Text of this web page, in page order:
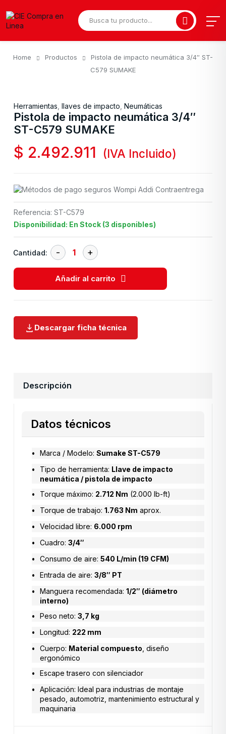
Home Productos
Pistola de impacto neumática 3/4″ ST-
C579 SUMAKE
Herramientas, llaves de impacto, Neumáticas
Pistola de impacto neumática 3/4″
ST-C579 SUMAKE
$ 2.492.911 (IVA Incluido)
Referencia: ST-C579
Disponibilidad: En Stock (3 disponibles)
Cantidad:
Añadir al carrito
Descargar ficha técnica
Descripción
Datos técnicos
Marca / Modelo: Sumake ST-C579
Tipo de herramienta: Llave de impacto
neumática / pistola de impacto
Torque máximo: 2.712 Nm (2.000 lb-ft)
Torque de trabajo: 1.763 Nm aprox.
Velocidad libre: 6.000 rpm
Cuadro: 3/4″
Consumo de aire: 540 L/min (19 CFM)
Entrada de aire: 3/8″ PT
Manguera recomendada: 1/2″ (diámetro
interno)
Peso neto: 3,7 kg
Longitud: 222 mm
Cuerpo: Material compuesto , diseño
ergonómico
Escape trasero con silenciador
Aplicación: Ideal para industrias de montaje
pesado, automotriz, mantenimiento estructural y
maquinaria